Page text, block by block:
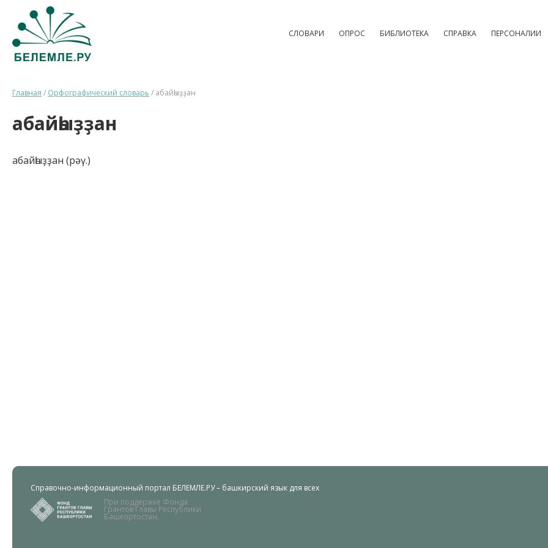
СЛОВАРИ ОПРОС БИБЛИОТЕКА СПРАВКА ПЕРСОНАЛИИ
Главная / Орфографический словарь / абайһыҙҙан
абайһыҙҙан
абайһыҙҙан (рәү.)
Справочно-информационный портал БЕЛЕМЛЕ.РУ – башкирский язык для всех
При поддержке Фонда
Грантов Главы Республики
Башкортостан.